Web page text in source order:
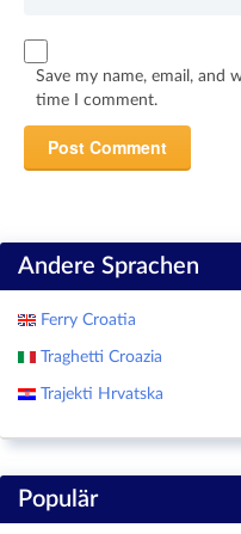
Save my name, email, and
time I comment.
Andere Sprachen
Ferry Croatia
Traghetti Croazia
Trajekti Hrvatska
Populär